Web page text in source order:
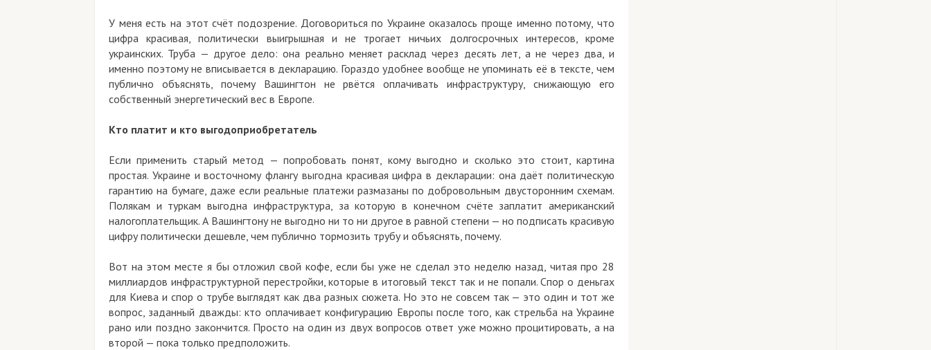
У меня есть на этот счёт подозрение. Договориться по Украине оказалось проще именно потому, что
цифра красивая, политически выигрышная и не трогает ничьих долгосрочных интересов, кроме
украинских. Труба — другое дело: она реально меняет расклад через десять лет, а не через два, и
именно поэтому не вписывается в декларацию. Гораздо удобнее вообще не упоминать её в тексте, чем
публично объяснять, почему Вашингтон не рвётся оплачивать инфраструктуру, снижающую его
собственный энергетический вес в Европе.
Кто платит и кто выгодоприобретатель
Если применить старый метод — попробовать понят, кому выгодно и сколько это стоит, картина
простая. Украине и восточному флангу выгодна красивая цифра в декларации: она даёт политическую
гарантию на бумаге, даже если реальные платежи размазаны по добровольным двусторонним схемам.
Полякам и туркам выгодна инфраструктура, за которую в конечном счёте заплатит американский
налогоплательщик. А Вашингтону не выгодно ни то ни другое в равной степени — но подписать красивую
цифру политически дешевле, чем публично тормозить трубу и объяснять, почему.
Вот на этом месте я бы отложил свой кофе, если бы уже не сделал это неделю назад, читая про 28
миллиардов инфраструктурной перестройки, которые в итоговый текст так и не попали. Спор о деньгах
для Киева и спор о трубе выглядят как два разных сюжета. Но это не совсем так — это один и тот же
вопрос, заданный дважды: кто оплачивает конфигурацию Европы после того, как стрельба на Украине
рано или поздно закончится. Просто на один из двух вопросов ответ уже можно процитировать, а на
второй — пока только предположить.